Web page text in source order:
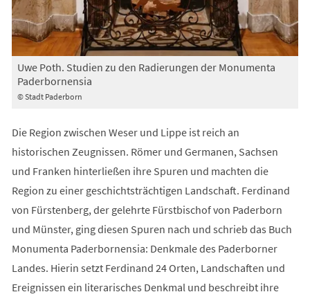
© Stadt Paderborn
Uwe Poth. Studien zu den Radierungen der Monumenta
Paderbornensia
Die Region zwischen Weser und Lippe ist reich an
historischen Zeugnissen. Römer und Germanen, Sachsen
und Franken hinterließen ihre Spuren und machten die
Region zu einer geschichtsträchtigen Landschaft. Ferdinand
von Fürstenberg, der gelehrte Fürstbischof von Paderborn
und Münster, ging diesen Spuren nach und schrieb das Buch
Monumenta Paderbornensia: Denkmale des Paderborner
Landes. Hierin setzt Ferdinand 24 Orten, Landschaften und
Ereignissen ein literarisches Denkmal und beschreibt ihre